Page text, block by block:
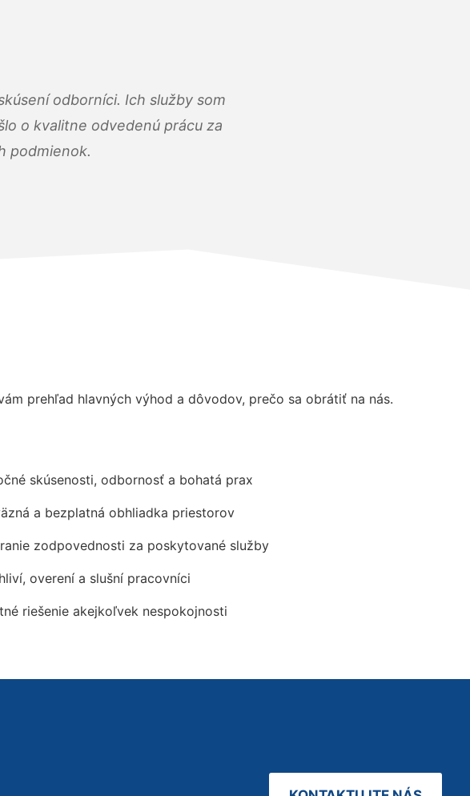
odborníci. Ich služby som
o kvalitne odvedenú prácu za
podmienok.
prehľad hlavných výhod a dôvodov, prečo sa obrátiť na nás.
skúsenosti, odbornosť a bohatá prax
a bezplatná obhliadka priestorov
zodpovednosti za poskytované služby
overení a slušní pracovníci
riešenie akejkoľvek nespokojnosti